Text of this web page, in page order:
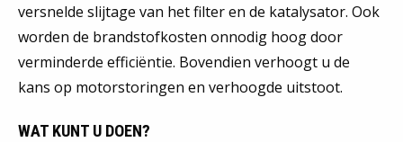
versnelde slijtage van het filter en de katalysator. Ook
worden de brandstofkosten onnodig hoog door
verminderde efficiëntie. Bovendien verhoogt u de
kans op motorstoringen en verhoogde uitstoot.
WAT KUNT U DOEN?